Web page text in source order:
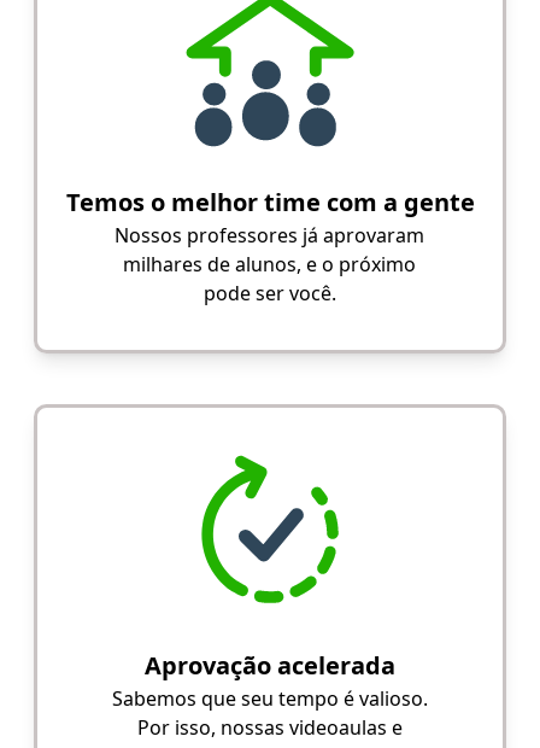
Temos o melhor time com a gente
Nossos professores já aprovaram
milhares de alunos, e o próximo
pode ser você.
Aprovação acelerada
Sabemos que seu tempo é valioso.
Por isso, nossas videoaulas e